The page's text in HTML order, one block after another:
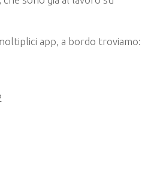
app, a bordo troviamo: